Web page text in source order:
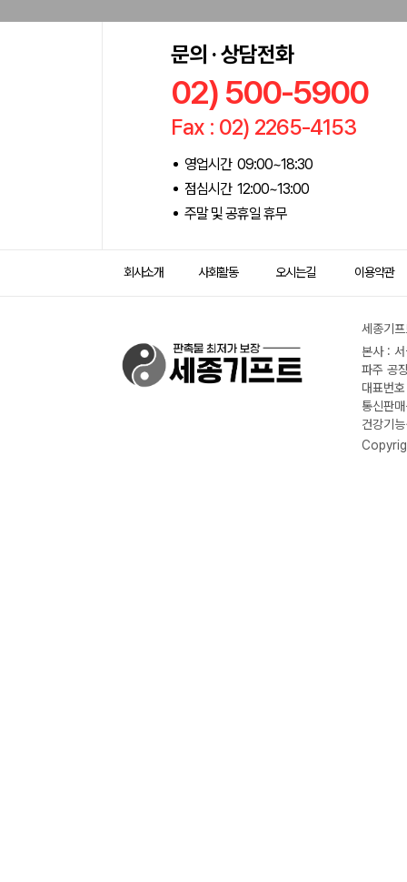
문의 · 상담전화
02) 500-5900
Fax : 02) 2265-4153
영업시간 09:00~18:30
점심시간 12:00~13:00
주말 및 공휴일 휴무
회사소개 사회활동 오시는길 이용약관
세종기
본사 :
파주 공
대표번
통신판
건강기